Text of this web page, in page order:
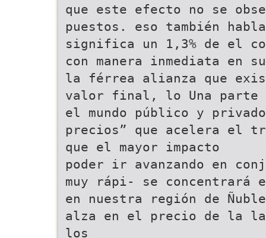
que este efecto no se
puestos. eso también
significa un 1,3% de el
con manera inmediata en
la férrea alianza que
valor final, lo Una parte
el mundo público y
precios” que acelera el
que el mayor impacto
poder ir avanzando en
muy rápi- se concentrará
en nuestra región de
alza en el precio de la la
los